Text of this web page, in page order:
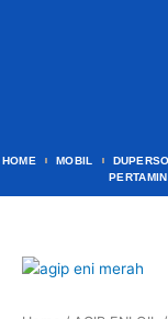
HOME MOBIL